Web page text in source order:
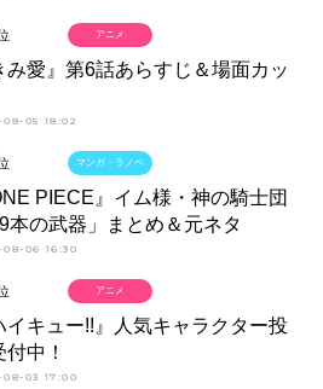
み愛』第6話あらすじ＆場面カッ
08-05 18:02
アニメ
PIECE』イム様・神の騎士団
本の武器」まとめ＆元ネタ
08-06 16:30
マンガ・ラノベ
イキュー!!』人気キャラクター投
付中！
08-03 17:00
アニメ